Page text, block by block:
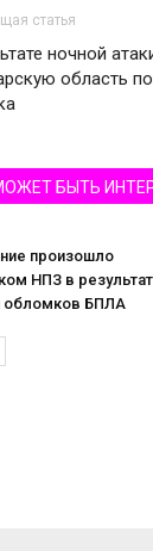
статья
ночной
область
БЫТЬ
произошло
НПЗ в
обломков БПЛА